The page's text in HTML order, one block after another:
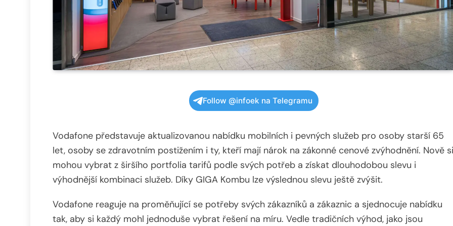
Follow @infoek na Telegramu
Vodafone představuje aktualizovanou nabídku mobilních i pevných služeb pro osoby starší 65
let, osoby se zdravotním postižením i ty, kteří mají nárok na zákonné cenové zvýhodnění. Nově si
mohou vybrat z širšího portfolia tarifů podle svých potřeb a získat dlouhodobou slevu i
výhodnější kombinaci služeb. Díky GIGA Kombu lze výslednou slevu ještě zvýšit.
Vodafone reaguje na proměňující se potřeby svých zákazníků a zákaznic a sjednocuje nabídku
tak, aby si každý mohl jednoduše vybrat řešení na míru. Vedle tradičních výhod, jako jsou